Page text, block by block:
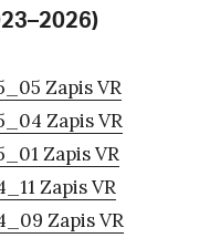
Zapis VR
Zapis VR
Zapis VR
Zapis VR
Zapis VR